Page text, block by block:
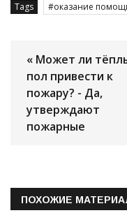
Tags оказание
« Может ли
пол привести к
пожару? - Да,
утверждают
пожарные
ПОХОЖИЕ